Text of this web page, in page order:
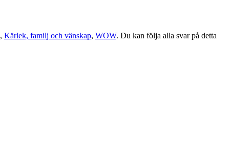
, Kärlek, familj och vänskap, WOW. Du kan följa alla svar på detta